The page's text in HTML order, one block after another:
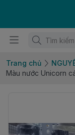
Trang chủ
Màu nước Unicorn